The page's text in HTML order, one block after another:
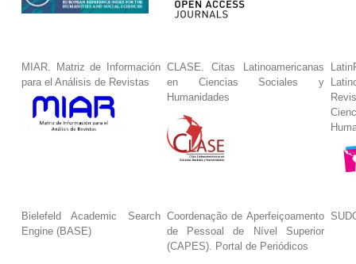
MIAR. Matriz de Información
para el Análisis de Revistas
CLASE. Citas Latinoamericanas
en Ciencias Sociales y
Humanidades
Bielefeld Academic Search
Engine (BASE)
Coordenação de Aperfeiçoamento
de Pessoal de Nível Superior
(CAPES). Portal de Periódicos